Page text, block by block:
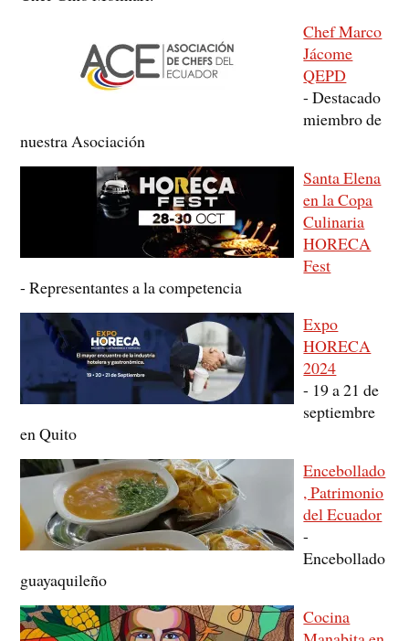
Chef Marco
Jácome
QEPD
- Destacado
miembro de
nuestra Asociación
Santa Elena
en la Copa
Culinaria
HORECA
Fest
- Representantes a la competencia
Expo
HORECA
2024
- 19 a 21 de
septiembre
en Quito
Encebollado
, Patrimonio
del Ecuador
-
Encebollado
guayaquileño
Cocina